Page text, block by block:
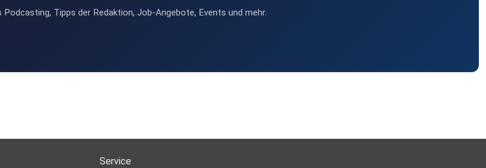
Tipps der Redaktion, Job-Angebote, Events und mehr.
Service